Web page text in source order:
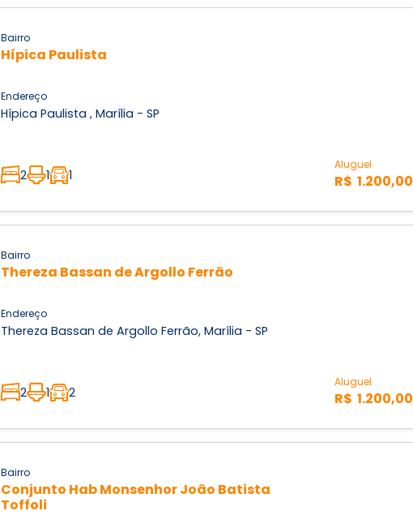
Bairro
Hípica Paulista
Endereço
Hípica Paulista , Marília - SP
2 1 1
Aluguel
R$ 1.200,00
Bairro
Thereza Bassan de Argollo Ferrão
Endereço
Thereza Bassan de Argollo Ferrão, Marília - SP
2 1 2
Aluguel
R$ 1.200,00
Bairro
Conjunto Hab Monsenhor João Batista
Toffoli